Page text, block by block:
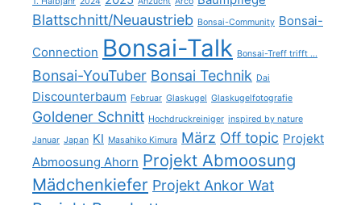
Blattschnitt/Neuaustrieb Bonsai-Community Bonsai-
Connection Bonsai-Talk Bonsai-Treff trifft ...
Bonsai-YouTuber Bonsai Technik Dai
Discounterbaum Februar Glaskugel Glaskugelfotografie
Goldener Schnitt Hochdruckreiniger inspired by nature
Januar Japan KI Masahiko Kimura März Off topic Projekt
Abmoosung Ahorn Projekt Abmoosung
Mädchenkiefer Projekt Ankor Wat